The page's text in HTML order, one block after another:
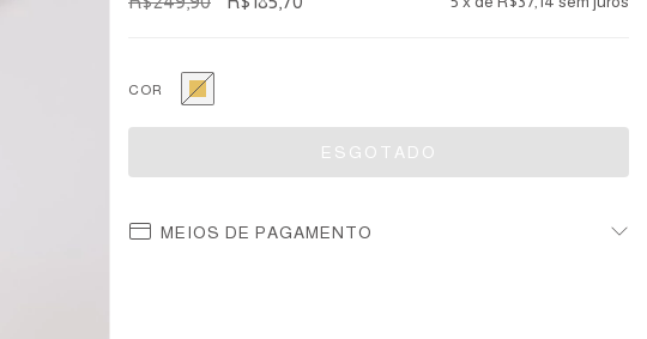
COR
MEIOS DE PAGAMENTO